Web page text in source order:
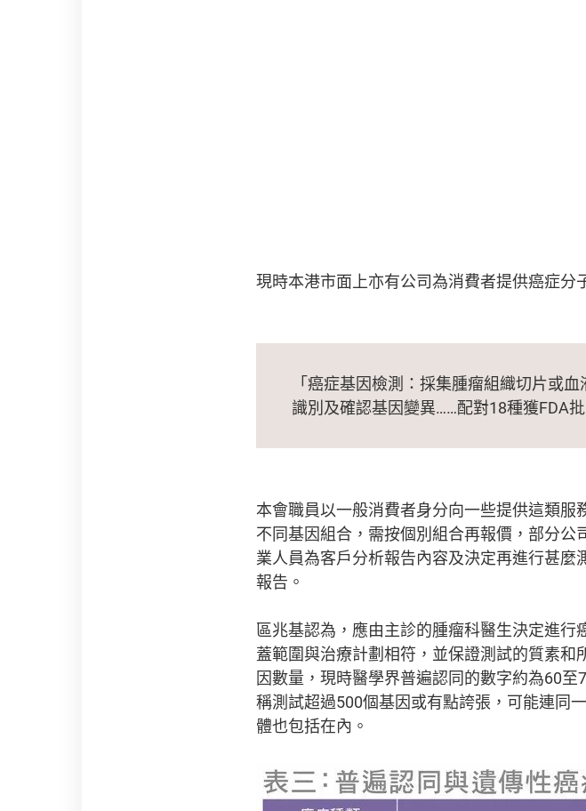
現時本港市面上亦有公司為消費者提供癌症分
「癌症基因檢測：採集腫瘤組織切片或
識別及確認基因變異……配對18種獲FDA
本會職員以一般消費者身分向一些提供這類
不同基因組合，需按個別組合再報價，部分
業人員為客戶分析報告內容及決定再進行甚
報告。
區兆基認為，應由主診的腫瘤科醫生決定進
蓋範圍與治療計劃相符，並保證測試的質素
因數量，現時醫學界普遍認同的數字約為60至
稱測試超過500個基因或有點誇張，可能連同
體也包括在內。